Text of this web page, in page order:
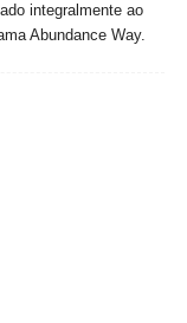
integralmente ao
Abundance Way.